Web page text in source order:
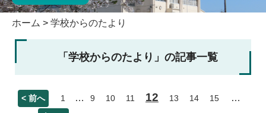
ホーム > 学校からのたより
「学校からのたより」の記事一覧
< 前へ 1 … 9 10 11 12 13 14 15 …